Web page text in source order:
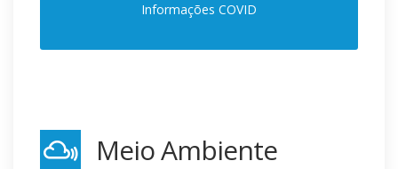
Informações COVID
Meio Ambiente